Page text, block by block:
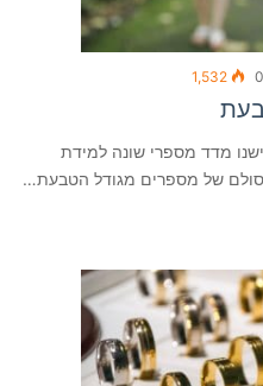
0
1,532
מדד מספרי שונה למידת
של מספרים מגודל הטבעת…